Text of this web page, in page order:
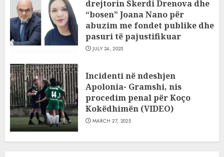
drejtorin Skerdi Drenova dhe
“bosen” Joana Nano për
abuzim me fondet publike dhe
pasuri të pajustifikuar
JULY 24, 2025
Incidenti në ndeshjen
Apolonia- Gramshi, nis
procedim penal për Koço
Kokëdhimën (VIDEO)
MARCH 27, 2025